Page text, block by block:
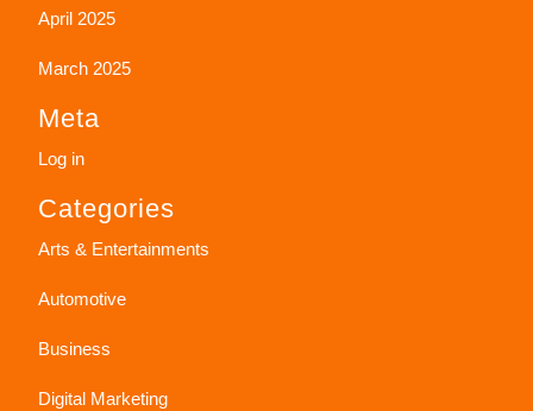
April 2025
March 2025
Meta
Log in
Categories
Arts & Entertainments
Automotive
Business
Digital Marketing